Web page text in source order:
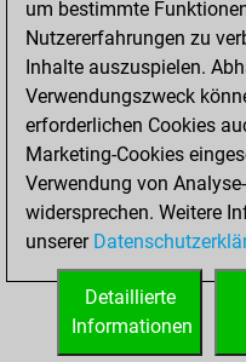
Matt auf vollem
Bauer setzt Matt
Erstickte Matts
Türme auf der
STARTSEITE
um bestimmte
Nutzererfahrungen zu
Inhalte auszuspielen.
Verwendungszweck
erforderlichen Cookies
Marketing-Cookies
Verwendung von
widersprechen. Weitere
unserer
Detaillierte
Informationen